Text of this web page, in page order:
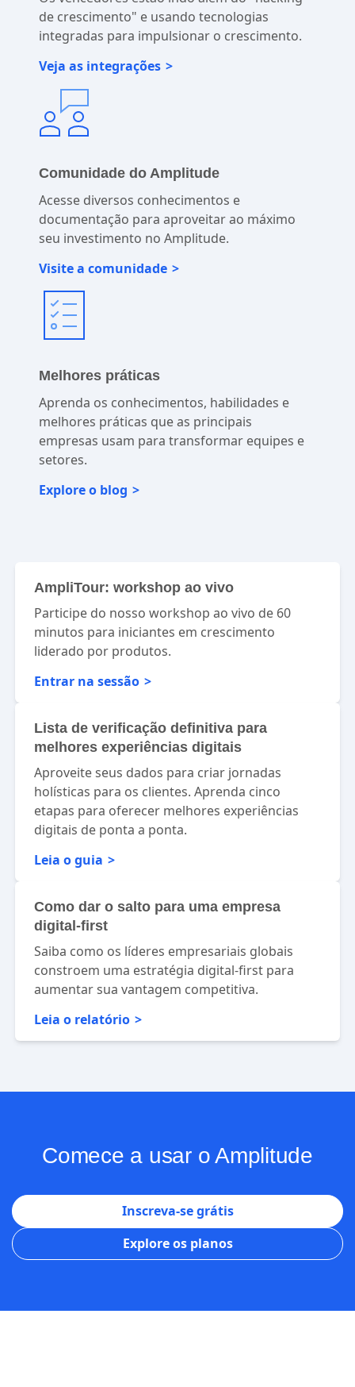
de crescimento" e usando tecnologias
integradas para impulsionar o crescimento.
Veja as integrações
Comunidade do Amplitude
Acesse diversos conhecimentos e
documentação para aproveitar ao máximo
seu investimento no Amplitude.
Visite a comunidade
Melhores práticas
Aprenda os conhecimentos, habilidades e
melhores práticas que as principais
empresas usam para transformar equipes e
setores.
Explore o blog
AmpliTour: workshop ao vivo
Participe do nosso workshop ao vivo de 60
minutos para iniciantes em crescimento
liderado por produtos.
Entrar na sessão
Lista de verificação definitiva para
melhores experiências digitais
Aproveite seus dados para criar jornadas
holísticas para os clientes. Aprenda cinco
etapas para oferecer melhores experiências
digitais de ponta a ponta.
Leia o guia
Como dar o salto para uma empresa
digital-first
Saiba como os líderes empresariais globais
constroem uma estratégia digital-first para
aumentar sua vantagem competitiva.
Leia o relatório
Comece a usar o Amplitude
Inscreva-se grátis
Explore os planos